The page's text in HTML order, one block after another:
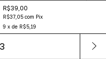
R$39,00
R$37,05 com Pix
9 x de R$5,19
3